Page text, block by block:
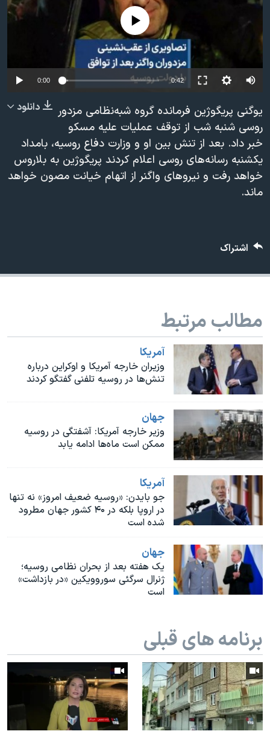
علم و فناوری
گالری عکس
آرشیو پخش زنده
انتخابات ریاست جمهوری آمریکا ۲۰۲۴
حمله جمهوری اسلامی به اسرائیل
رمز مهسا
اعتراضات زن، زندگی، آزادی
مجموعه مستندهای دادخواهی
تریبونال مردمی آبان ۹۸
دادگاه حمید نوری
اعتراضات مردمی آبان ۹۸
اسرائیل در جنگ
همایش محافظه‌کاران آمریکا «سی‌پک»
صفحه‌های ویژه
سفر پرزیدنت ترامپ به چین
زبانهای مختلف
No media source currently available
0:00 0:42
دانلود
یوگنی پریگوژین فرمانده گروه شبه‌نظامی مزدور
روسی شنبه شب از توقف عملیات علیه مسکو
خبر داد. بعد از تنش بین او و وزارت دفاع روسیه، بامداد
یکشنبه رسانه‌های روسی اعلام کردند پریگوژین به بلاروس
خواهد رفت و نیروهای واگنر از اتهام خیانت مصون خواهد
ماند.
اشتراک
مطالب مرتبط
آمريکا
وزیران خارجه آمریکا و اوکراین درباره
تنش‌ها در روسیه تلفنی گفتگو کردند
جهان
وزیر خارجه آمریکا: آشفتگی در روسیه
ممکن است ماه‌ها ادامه یابد
آمريکا
جو بایدن: «روسیه ضعیف امروز» نه تنها
در اروپا بلکه در ۴۰ کشور جهان مطرود
شده است
جهان
یک هفته بعد از بحران نظامی روسیه؛
ژنرال سرگئی سوروویکین «در بازداشت»
است
برنامه های قبلی